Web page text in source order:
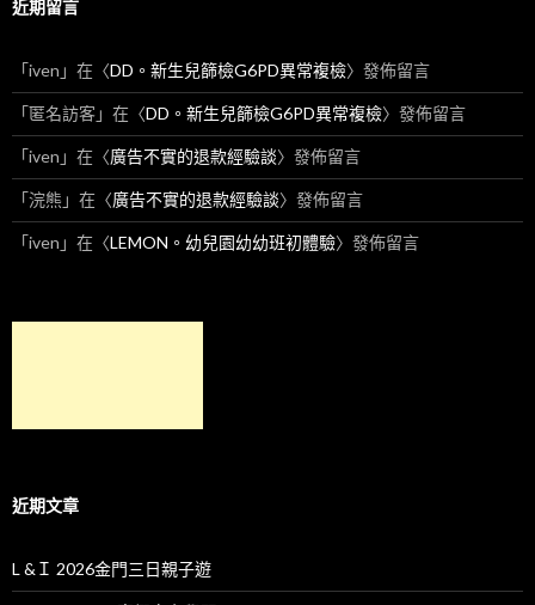
近期留言
「iven 」在〈DD。新生兒篩檢G6PD異常複檢〉發佈留言
「匿名訪客」在〈DD。新生兒篩檢G6PD異常複檢〉發佈留言
「iven 」在〈廣告不實的退款經驗談〉發佈留言
「浣熊 」在〈廣告不實的退款經驗談〉發佈留言
「iven 」在〈LEMON。幼兒園幼幼班初體驗〉發佈留言
近期文章
L &Ｉ 2026金門三日親子遊